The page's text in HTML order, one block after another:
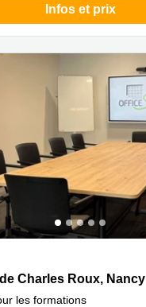
Infos et prix
Charles Roux 5, Nancy
Charles Roux, Nancy
les formations